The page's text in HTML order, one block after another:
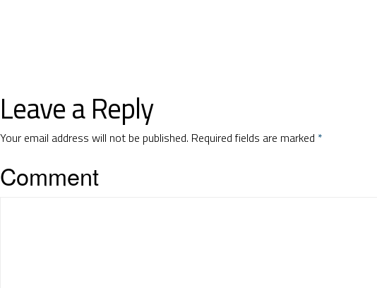
Leave a Reply
Your email address will not be published. Required fields are marked *
Comment